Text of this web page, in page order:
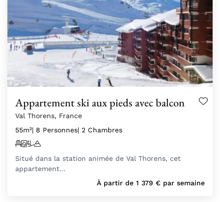
Appartement ski aux pieds avec balcon
Val Thorens, France
55m²| 8 Personnes| 2 Chambres
Situé dans la station animée de Val Thorens, cet
appartement…
À partir de 1 379 € par semaine